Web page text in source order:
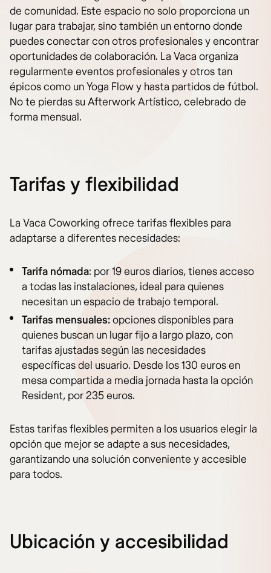
de comunidad. Este espacio no solo proporciona un
lugar para trabajar, sino también un entorno donde
puedes conectar con otros profesionales y encontrar
oportunidades de colaboración. La Vaca organiza
regularmente eventos profesionales y otros tan
épicos como un Yoga Flow y hasta partidos de fútbol.
No te pierdas su Afterwork Artístico, celebrado de
forma mensual.
Tarifas y flexibilidad
La Vaca Coworking ofrece tarifas flexibles para
adaptarse a diferentes necesidades:
Tarifa nómada: por 19 euros diarios, tienes acceso
a todas las instalaciones, ideal para quienes
necesitan un espacio de trabajo temporal.
Tarifas mensuales:opciones disponibles para
quienes buscan un lugar fijo a largo plazo, con
tarifas ajustadas según las necesidades
específicas del usuario. Desde los 130 euros en
mesa compartida a media jornada hasta la opción
Resident, por 235 euros.
Estas tarifas flexibles permiten a los usuarios elegir la
opción que mejor se adapte a sus necesidades,
garantizando una solución conveniente y accesible
para todos.
Ubicación y accesibilidad